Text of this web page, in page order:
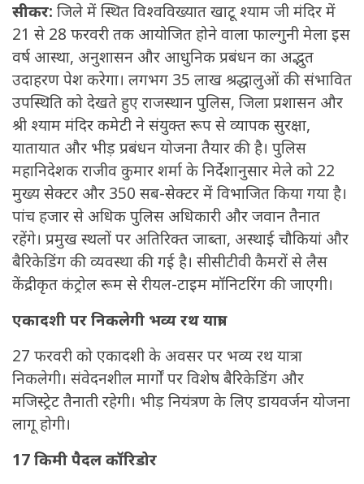
सीकर: जिले में स्थित विश्वविख्यात खाटू श्याम जी मंदिर में
21 से 28 फरवरी तक आयोजित होने वाला फाल्गुनी मेला इस
वर्ष आस्था, अनुशासन और आधुनिक प्रबंधन का अद्भुत
उदाहरण पेश करेगा। लगभग 35 लाख श्रद्धालुओं की संभावित
उपस्थिति को देखते हुए राजस्थान पुलिस, जिला प्रशासन और
श्री श्याम मंदिर कमेटी ने संयुक्त रूप से व्यापक सुरक्षा,
यातायात और भीड़ प्रबंधन योजना तैयार की है। पुलिस
महानिदेशक राजीव कुमार शर्मा के निर्देशानुसार मेले को 22
मुख्य सेक्टर और 350 सब-सेक्टर में विभाजित किया गया है।
पांच हजार से अधिक पुलिस अधिकारी और जवान तैनात
रहेंगे। प्रमुख स्थलों पर अतिरिक्त जाब्ता, अस्थाई चौकियां और
बैरिकेडिंग की व्यवस्था की गई है। सीसीटीवी कैमरों से लैस
केंद्रीकृत कंट्रोल रूम से रीयल-टाइम मॉनिटरिंग की जाएगी।
एकादशी पर निकलेगी भव्य रथ यात्रा
27 फरवरी को एकादशी के अवसर पर भव्य रथ यात्रा
निकलेगी। संवेदनशील मार्गों पर विशेष बैरिकेडिंग और
मजिस्ट्रेट तैनाती रहेगी। भीड़ नियंत्रण के लिए डायवर्जन योजना
लागू होगी।
17 किमी पैदल कॉरिडोर